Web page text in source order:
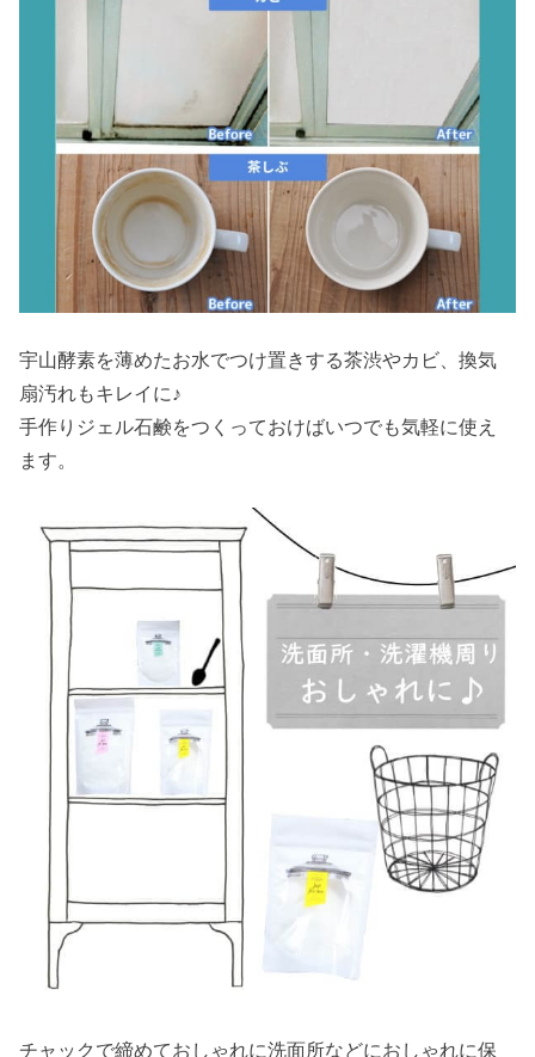
宇山酵素を薄めたお水でつけ置きする茶渋やカビ、換気
扇汚れもキレイに♪
手作りジェル石鹸をつくっておけばいつでも気軽に使え
ます。
チャックで締めておしゃれに洗面所などにおしゃれに保